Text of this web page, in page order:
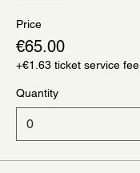
Price
€65.00
+€1.63 ticket service fee
Quantity